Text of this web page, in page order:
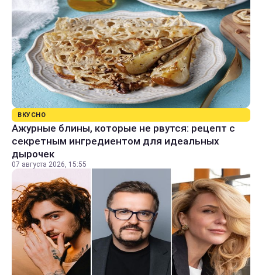
ВКУСНО
Ажурные блины, которые не рвутся: рецепт с
секретным ингредиентом для идеальных
дырочек
07 августа 2026, 15:55